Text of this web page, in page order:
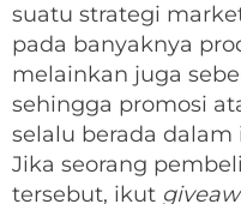
suatu strategi
pada banyaknya
melainkan juga
sehingga promosi
selalu berada
Jika seorang
tersebut, ikut